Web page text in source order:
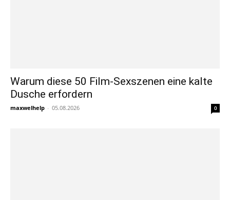
Warum diese 50 Film-Sexszenen eine kalte
Dusche erfordern
maxwelhelp - 05.08.2026 0